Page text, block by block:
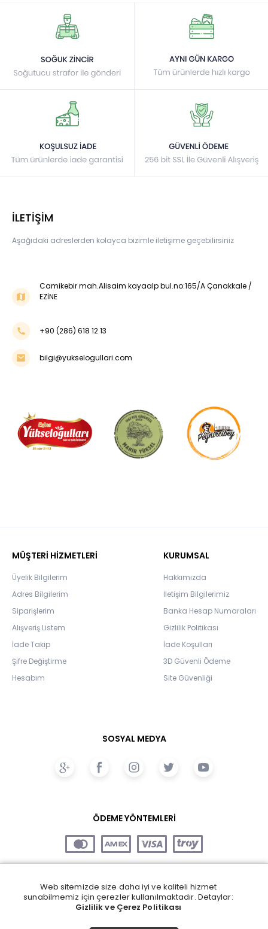
İLETİŞİM
Aşağıdaki adreslerden kolayca bizimle iletişime geçebilirsiniz
Camikebir mah.Alisaim kayaalp bul.no:165/A Çanakkale /
EZİNE
+90 (286) 618 12 13
bilgi@yukselogullari.com
MÜŞTERİ HİZMETLERİ
Üyelik Bilgilerim
Adres Bilgilerim
Siparişlerim
Alışveriş Listem
İade Takip
Şifre Değiştirme
Hesabım
KURUMSAL
Hakkımızda
İletişim Bilgilerimiz
Banka Hesap Numaraları
Gizlilik Politikası
İade Koşulları
3D Güvenli Ödeme
Site Güvenliği
SOSYAL MEDYA
ÖDEME YÖNTEMLERİ
Web sitemizde size daha iyi ve kaliteli hizmet
sunabilmemiz için çerezler kullanılmaktadır. Detaylar:
Gizlilik ve Çerez Politikası